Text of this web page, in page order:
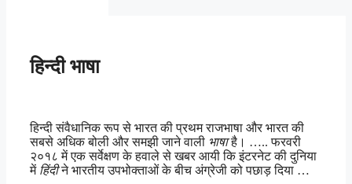
हिन्दी भाषा
हिन्दी संवैधानिक रूप से भारत की प्रथम राजभाषा और भारत की
सबसे अधिक बोली और समझी जाने वाली भाषाहै। ….. फरवरी
२०१८ में एक सर्वेक्षण के हवाले से खबर आयी कि इंटरनेट की दुनिया
में हिंदीने भारतीय उपभोक्ताओं के बीच अंग्रेजी को पछाड़ दिया …